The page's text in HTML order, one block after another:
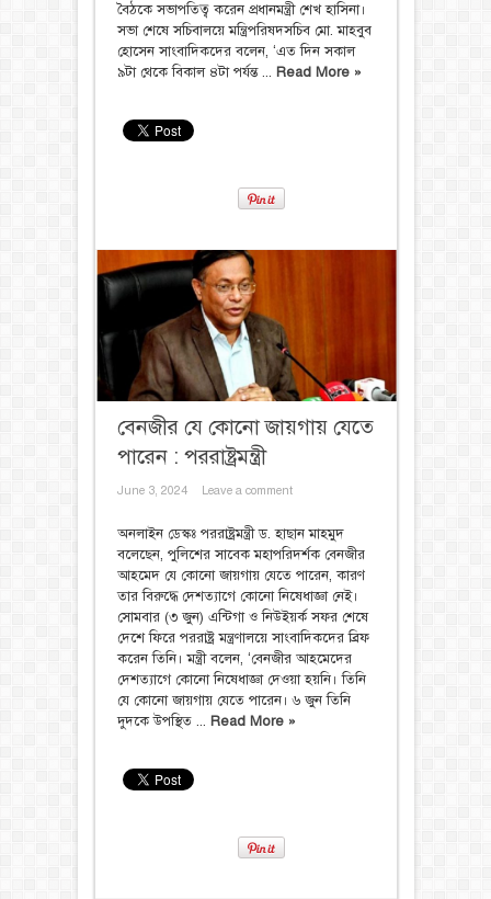
বৈঠকে সভাপতিত্ব করেন প্রধানমন্ত্রী শেখ হাসিনা।
সভা শেষে সচিবালয়ে মন্ত্রিপরিষদসচিব মো. মাহবুব
হোসেন সাংবাদিকদের বলেন, ‘এত দিন সকাল
৯টা থেকে বিকাল ৪টা পর্যন্ত ... Read More »
বেনজীর যে কোনো জায়গায় যেতে
পারেন : পররাষ্ট্রমন্ত্রী
June 3, 2024 Leave a comment
অনলাইন ডেস্কঃ পররাষ্ট্রমন্ত্রী ড. হাছান মাহমুদ
বলেছেন, পুলিশের সাবেক মহাপরিদর্শক বেনজীর
আহমেদ যে কোনো জায়গায় যেতে পারেন, কারণ
তার বিরুদ্ধে দেশত্যাগে কোনো নিষেধাজ্ঞা নেই।
সোমবার (৩ জুন) এন্টিগা ও নিউইয়র্ক সফর শেষে
দেশে ফিরে পররাষ্ট্র মন্ত্রণালয়ে সাংবাদিকদের ব্রিফ
করেন তিনি। মন্ত্রী বলেন, ‘বেনজীর আহমেদের
দেশত্যাগে কোনো নিষেধাজ্ঞা দেওয়া হয়নি। তিনি
যে কোনো জায়গায় যেতে পারেন। ৬ জুন তিনি
দুদকে উপস্থিত ... Read More »